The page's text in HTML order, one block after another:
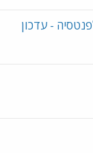
- עדכון